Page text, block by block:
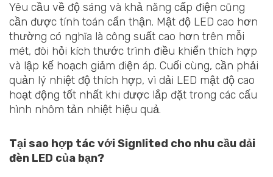
Yêu cầu về độ sáng và khả năng cấp điện cũng
cần được tính toán cẩn thận. Mật độ LED cao hơn
thường có nghĩa là công suất cao hơn trên mỗi
mét, đòi hỏi kích thước trình điều khiển thích hợp
và lập kế hoạch giảm điện áp. Cuối cùng, cần phải
quản lý nhiệt độ thích hợp, vì dải LED mật độ cao
hoạt động tốt nhất khi được lắp đặt trong các cấu
hình nhôm tản nhiệt hiệu quả.
Tại sao hợp tác với Signlited cho nhu cầu dải
đèn LED của bạn?